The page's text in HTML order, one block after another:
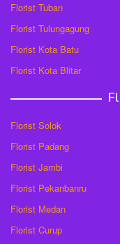
Florist Tuban
Florist Tulungagung
Florist Kota Batu
Florist Kota Blitar
Florist Solok
Florist Padang
Florist Jambi
Florist Pekanbanru
Florist Medan
Florist Curup